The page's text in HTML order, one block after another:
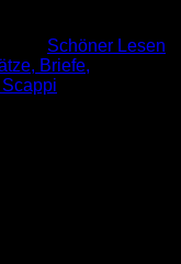
Schöner Lesen
Briefe,